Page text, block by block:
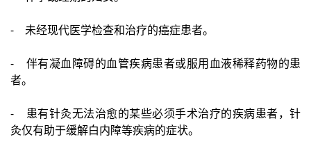
- 未经现代医学检查和治疗的癌症患者。
- 伴有凝血障碍的血管疾病患者或服用血液稀释药物的患
者。
- 患有针灸无法治愈的某些必须手术治疗的疾病患者，针
灸仅有助于缓解白内障等疾病的症状。